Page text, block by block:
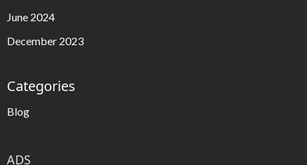
June 2024
December 2023
Categories
Blog
ADS